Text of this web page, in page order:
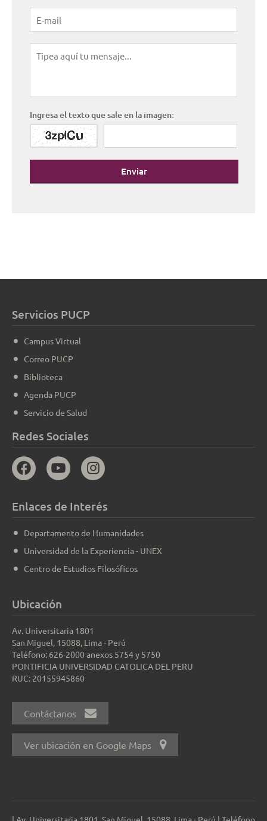
Ingresa el texto que sale en la imagen:
Enviar
Servicios PUCP
Campus Virtual
Correo PUCP
Biblioteca
Agenda PUCP
Servicio de Salud
Redes Sociales
Enlaces de Interés
Departamento de Humanidades
Universidad de la Experiencia - UNEX
Centro de Estudios Filosóficos
Ubicación
Av. Universitaria 1801
San Miguel, 15088, Lima - Perú
Teléfono: 626-2000 anexos 5754 y 5750
PONTIFICIA UNIVERSIDAD CATOLICA DEL PERU
RUC: 20155945860
Contáctanos
Ver ubicación en Google Maps